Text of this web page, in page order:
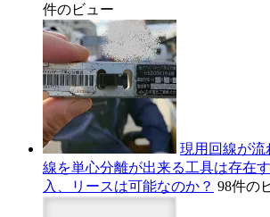
件のビュー
現用回線が流
線を単心分離が出来る工具は存在
入、リースは可能なのか？ 98件の